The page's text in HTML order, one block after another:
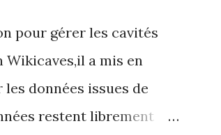
pour gérer les cavités
Wikicaves,il a mis en
données issues de
restent librement